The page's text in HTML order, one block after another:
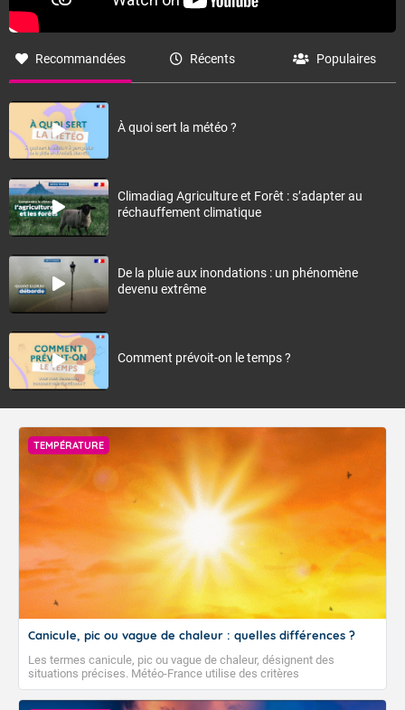
Recommandées Récents Populaires
À quoi sert la météo ?
Climadiag Agriculture et Forêt : s’adapter au
réchauffement climatique
De la pluie aux inondations : un phénomène
devenu extrême
Comment prévoit-on le temps ?
TEMPÉRATURE
Canicule, pic ou vague de chaleur : quelles différences ?
Les termes canicule, pic ou vague de chaleur, désignent des
situations précises. Météo-France utilise des critères
climatologiques pour évaluer et qualifier les épisodes de chaleur qui
peuvent avoir des impacts sanitaires et socio-économiques